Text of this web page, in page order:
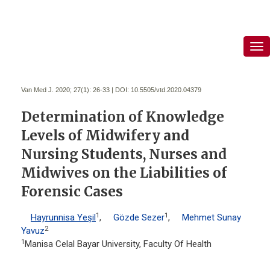
Van Med J. 2020; 27(1): 26-33 | DOI: 10.5505/vtd.2020.04379
Determination of Knowledge
Levels of Midwifery and
Nursing Students, Nurses and
Midwives on the Liabilities of
Forensic Cases
Hayrunnisa Yeşil 1, Gözde Sezer1,
Mehmet Sunay
Yavuz2
1 Manisa Celal Bayar University, Faculty Of Health